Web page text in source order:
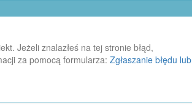
Jeżeli znalazłeś na tej stronie błąd,
za pomocą formularza: Zgłaszanie błędu lub